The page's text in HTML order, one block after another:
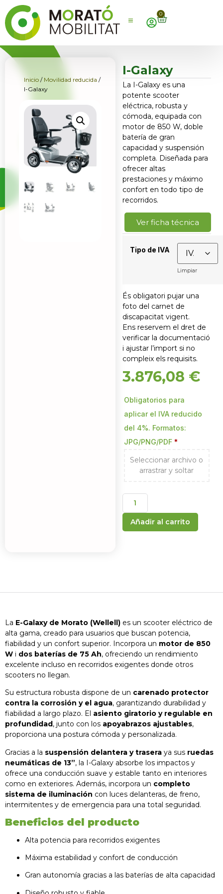
0
Inicio / Movilidad reducida /
I-Galaxy
I-Galaxy
La I-Galaxy es una
potente scooter
eléctrica, robusta y
cómoda, equipada con
motor de 850 W, doble
batería de gran
capacidad y suspensión
completa. Diseñada para
ofrecer altas
prestaciones y máximo
confort en todo tipo de
recorridos.
Ver ficha técnica
Tipo de IVA
Limpiar
És obligatori pujar una
foto del carnet de
discapacitat vigent.
Ens reservem el dret de
verificar la documentació
i ajustar l’import si no
compleix els requisits.
3.876,08 €
Obligatorios para
aplicar el IVA reducido
del 4%. Formatos:
JPG/PNG/PDF *
Seleccionar archivo o
arrastrar y soltar
Añadir al carrito
La E-Galaxy de Morato (Wellell) es un scooter eléctrico de
alta gama, creado para usuarios que buscan potencia,
fiabilidad y un confort superior. Incorpora un motor de 850
W i dos baterías de 75 Ah, ofreciendo un rendimiento
excelente incluso en recorridos exigentes donde otros
scooters no llegan.
Su estructura robusta dispone de un carenado protector
contra la corrosión y el agua, garantizando durabilidad y
fiabilidad a largo plazo. El asiento giratorio y regulable en
profundidad , junto con los apoyabrazos ajustables,
proporciona una postura cómoda y personalizada.
Gracias a la suspensión delantera y trasera ya sus ruedas
neumáticas de 13”, la I-Galaxy absorbe los impactos y
ofrece una conducción suave y estable tanto en interiores
como en exteriores. Además, incorpora un completo
sistema de iluminación con luces delanteras, de freno,
intermitentes y de emergencia para una total seguridad.
Beneficios del producto
Alta potencia para recorridos exigentes
Máxima estabilidad y confort de conducción
Gran autonomía gracias a las baterías de alta capacidad